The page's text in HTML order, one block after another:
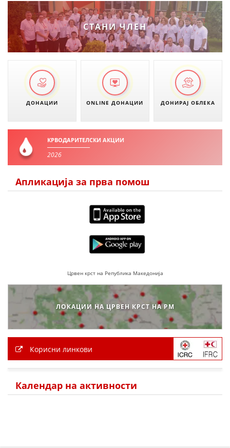
СТАНИ ЧЛЕН
ДОНАЦИИ ONLINE ДОНАЦИИ ДОНИРАЈ ОБЛЕКА
КРВОДАРИТЕЛСКИ АКЦИИ
2026
Апликација за прва помош
Црвен крст на Република Македонија
ЛОКАЦИИ НА ЦРВЕН КРСТ НА РМ
Корисни линкови
Календар на активности